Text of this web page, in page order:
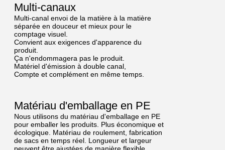
Multi-canaux
Multi-canal envoi de la matière à la matière
séparée en douceur et mieux pour le
comptage visuel.
Convient aux exigences d'apparence du
produit.
Ça n'endommagera pas le produit.
Matériel d'émission à double canal,
Compte et complément en même temps.